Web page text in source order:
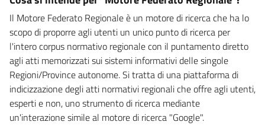
Il Motore Federato Regionale è un motore di ricerca che ha lo
scopo di proporre agli utenti un unico punto di ricerca per
l'intero corpus normativo regionale con il puntamento diretto
agli atti memorizzati sui sistemi informativi delle singole
Regioni/Province autonome. Si tratta di una piattaforma di
indicizzazione degli atti normativi regionali che offre agli utenti,
esperti e non, uno strumento di ricerca mediante
un'interazione simile al motore di ricerca "Google".